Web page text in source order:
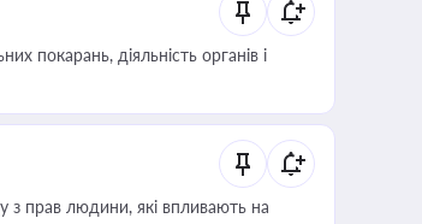
покарань, діяльність органів і
з прав людини, які впливають на